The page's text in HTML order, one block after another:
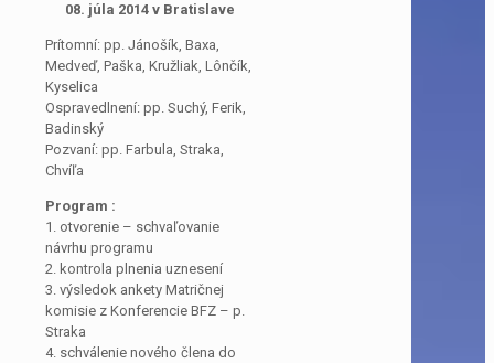
08. júla 2014 v Bratislave
Prítomní: pp. Jánošík, Baxa,
Medveď, Paška, Kružliak, Lônčík,
Kyselica
Ospravedlnení: pp. Suchý, Ferik,
Badinský
Pozvaní: pp. Farbula, Straka,
Chvíľa
Program :
1. otvorenie – schvaľovanie
návrhu programu
2. kontrola plnenia uznesení
3. výsledok ankety Matričnej
komisie z Konferencie BFZ – p.
Straka
4. schválenie nového člena do